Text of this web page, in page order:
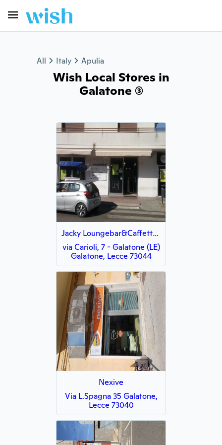
All Italy Apulia
Wish Local Stores in
Galatone (3)
Jacky Loungebar&Caffetteria
via Carioli, 7 - Galatone (LE)
Galatone, Lecce 73044
Nexive
Via L.Spagna 35 Galatone,
Lecce 73040